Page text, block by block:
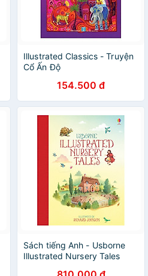
Illustrated Classics - Truyện
Cổ Ấn Độ
154.500 đ
Sách tiếng Anh - Usborne
Illustrated Nursery Tales